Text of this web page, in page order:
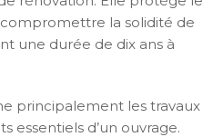
la solidité de
une durée de dix ans à
principalement les travaux
essentiels d’un ouvrage.